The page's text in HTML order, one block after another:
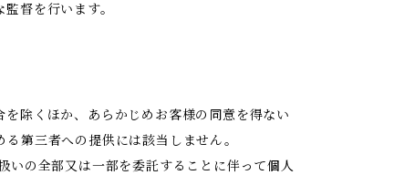
督を行います。
除くほか、あらかじめお客様の同意を得ない
第三者への提供には該当しません。
いの全部又は一部を委託することに伴って個人